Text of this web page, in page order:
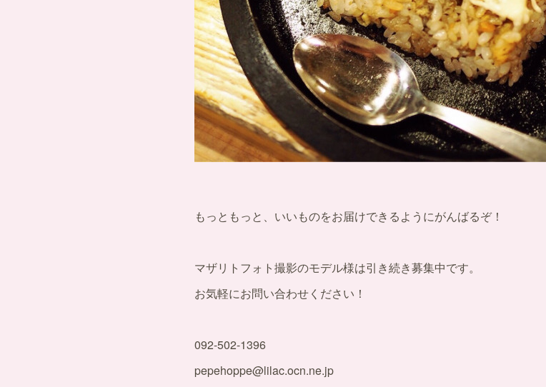
もっともっと、いいものをお届けできるようにがんばるぞ！
マザリトフォト撮影のモデル様は引き続き募集中です。
お気軽にお問い合わせください！
092-502-1396
pepehoppe@lilac.ocn.ne.jp